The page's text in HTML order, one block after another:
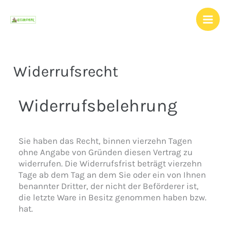
Inhalt
Widerrufsrecht
Widerrufsbelehrung
Sie haben das Recht, binnen vierzehn Tagen
ohne Angabe von Gründen diesen Vertrag zu
widerrufen. Die Widerrufsfrist beträgt vierzehn
Tage ab dem Tag an dem Sie oder ein von Ihnen
benannter Dritter, der nicht der Beförderer ist,
die letzte Ware in Besitz genommen haben bzw.
hat.